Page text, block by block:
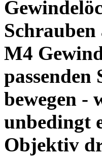
M4
passenden
bewegen -
unbedingt
Objektiv